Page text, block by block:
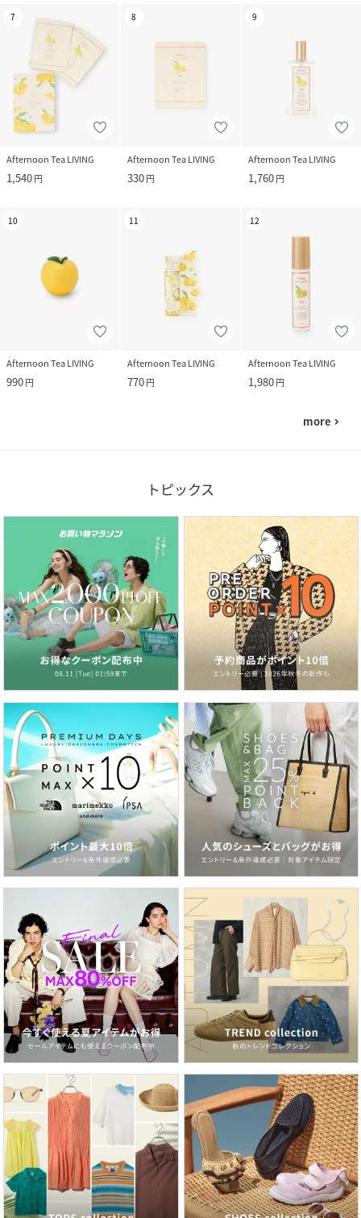
7
Afternoon Tea LIVING
1,540円
8
Afternoon Tea LIVING
330円
9
Afternoon Tea LIVING
1,760円
10
Afternoon Tea LIVING
990円
11
Afternoon Tea LIVING
770円
12
Afternoon Tea LIVING
1,980円
more navigate_next
トピックス